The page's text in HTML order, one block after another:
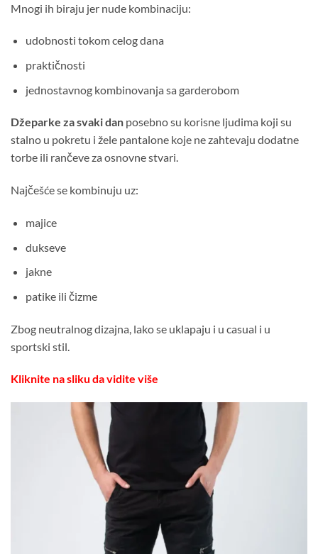
Mnogi ih biraju jer nude kombinaciju:
udobnosti tokom celog dana
praktičnosti
jednostavnog kombinovanja sa garderobom
Džeparke za svaki dan posebno su korisne ljudima koji su
stalno u pokretu i žele pantalone koje ne zahtevaju dodatne
torbe ili rančeve za osnovne stvari.
Najčešće se kombinuju uz:
majice
dukseve
jakne
patike ili čizme
Zbog neutralnog dizajna, lako se uklapaju i u casual i u
sportski stil.
Kliknite na sliku da vidite više